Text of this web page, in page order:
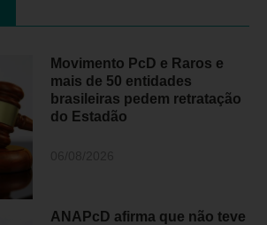
Movimento PcD e Raros e
mais de 50 entidades
brasileiras pedem retratação
do Estadão
ANAPcD afirma que não teve